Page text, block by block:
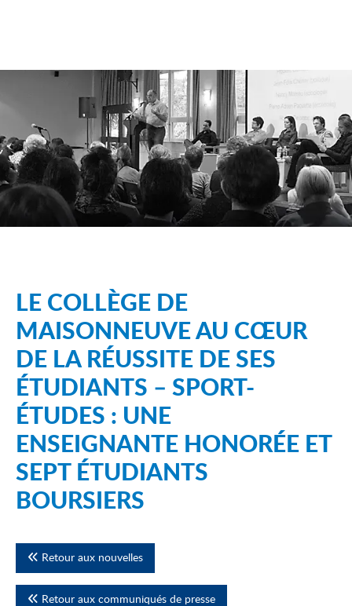
LE COLLÈGE DE
MAISONNEUVE AU CŒUR
DE LA RÉUSSITE DE SES
ÉTUDIANTS – SPORT-
ÉTUDES : UNE
ENSEIGNANTE HONORÉE ET
SEPT ÉTUDIANTS
BOURSIERS
Retour aux nouvelles
Retour aux communiqués de presse